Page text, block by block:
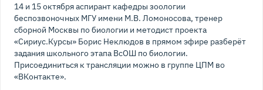
14 и 15 октября аспирант кафедры зоологии
беспозвоночных МГУ имени М.В. Ломоносова, тренер
сборной Москвы по биологии и методист проекта
«Сириус.Курсы» Борис Неклюдов в прямом эфире разберёт
задания школьного этапа ВсОШ по биологии.
Присоединиться к трансляции можно в группе ЦПМ во
«ВКонтакте».